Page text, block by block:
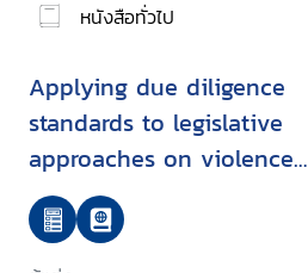
หนังสือทั่วไป
Applying due diligence
standards to legislative
approaches on violence
against women : outcome
document, Regional Expert